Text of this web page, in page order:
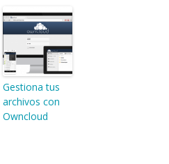
Gestiona tus
archivos con
Owncloud